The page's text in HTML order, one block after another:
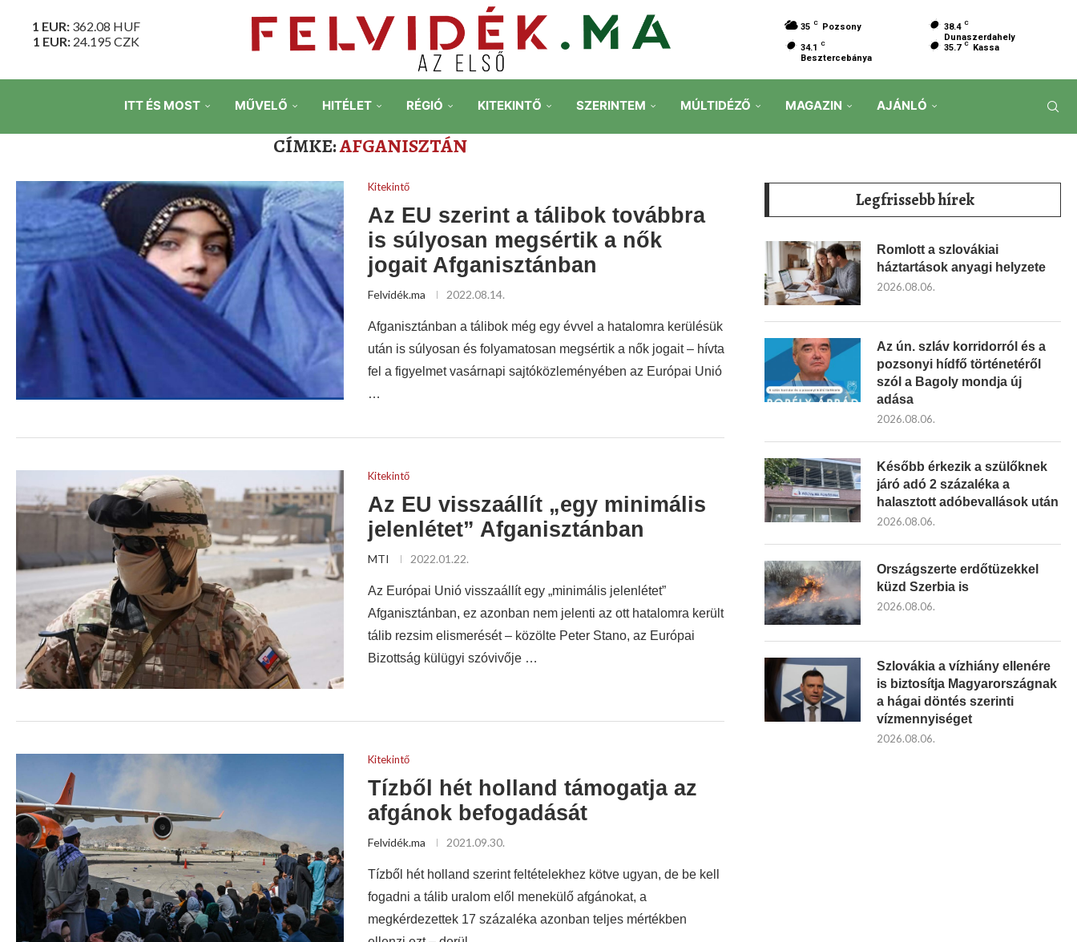
1 EUR: 362.08 HUF
1 EUR: 24.195 CZK
35 C Pozsony 38.4 C
Dunaszerdahely
34.1 C
Besztercebánya
35.7 C Kassa
ITT ÉS MOST MŰVELŐ HITÉLET RÉGIÓ KITEKINTŐ SZERINTEM MÚLTIDÉZŐ MAGAZIN AJÁNLÓ
CÍMKE:AFGANISZTÁN
Kitekintő
Az EU szerint a tálibok továbbra
is súlyosan megsértik a nők
jogait Afganisztánban
Felvidék.ma 2022.08.14.
Afganisztánban a tálibok még egy évvel a hatalomra kerülésük
után is súlyosan és folyamatosan megsértik a nők jogait – hívta
fel a figyelmet vasárnapi sajtóközleményében az Európai Unió
…
Kitekintő
Az EU visszaállít „egy minimális
jelenlétet” Afganisztánban
MTI 2022.01.22.
Az Európai Unió visszaállít egy „minimális jelenlétet”
Afganisztánban, ez azonban nem jelenti az ott hatalomra került
tálib rezsim elismerését – közölte Peter Stano, az Európai
Bizottság külügyi szóvivője …
Kitekintő
Tízből hét holland támogatja az
afgánok befogadását
Felvidék.ma 2021.09.30.
Tízből hét holland szerint feltételekhez kötve ugyan, de be kell
fogadni a tálib uralom elől menekülő afgánokat, a
megkérdezettek 17 százaléka azonban teljes mértékben
Legfrissebb hírek
Romlott a szlovákiai
háztartások anyagi helyzete
2026.08.06.
Az ún. szláv korridorról és a
pozsonyi hídfő történetéről
szól a Bagoly mondja új
adása
2026.08.06.
Később érkezik a szülőknek
járó adó 2 százaléka a
halasztott adóbevallások után
2026.08.06.
Országszerte erdőtüzekkel
küzd Szerbia is
2026.08.06.
Szlovákia a vízhiány ellenére
is biztosítja Magyarországnak
a hágai döntés szerinti
vízmennyiséget
2026.08.06.